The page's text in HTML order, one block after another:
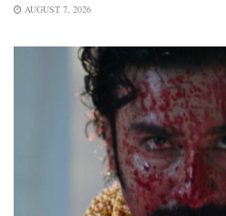
AUGUST 7, 2026